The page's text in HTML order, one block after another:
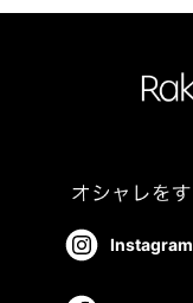
Instagram